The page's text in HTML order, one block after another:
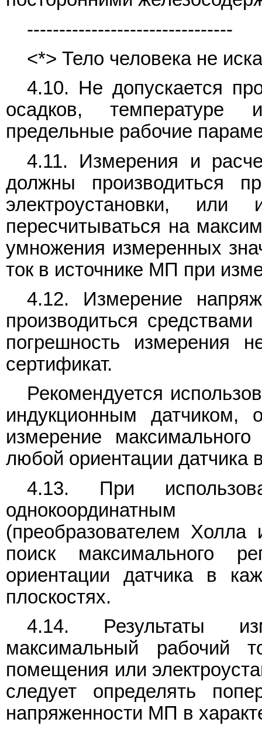
--------------------------------
<*> Тело человека не
4.10. Не допускается
осадков,
предельные рабочие
4.11. Измерения и
должны производиться
электроустановки,
пересчитываться на
умножения измеренных
ток в источнике МП при
4.12. Измерение
производиться
погрешность измерения
сертификат.
Рекомендуется
индукционным датчиком,
измерение
любой ориентации датчика
4.13. При
однокоординатным
(преобразователем Холла
поиск максимального
ориентации датчика в
плоскостях.
4.14. Результаты
максимальный рабочий
помещения или
следует определять
напряженности МП в